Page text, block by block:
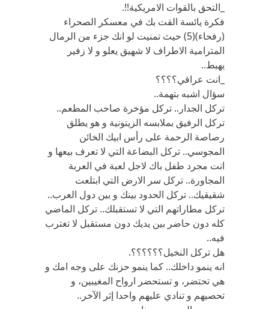
_التحق بالقوات الامريكية!!.
فكرة يائسة القت بك في معسكر الصحراء
(رفحاء)(5) حيث تمنيت لو انك جزء من الرمال
المترامية الاطراف لا شهيق يعلو و لا زفير
يهبط..
_انت عراقي؟؟؟؟
سؤال اشبه بتهمة..
تركل الجدار.. تركل مؤخرة صاحب المطعم..
تركل الرفيق بملابسه الزيتونية و هو يطلق
رصاصة الرحمة على رأس ابيك الخائن
المجوسي.. تركل البضاعة التي لا تعرف بيعها و
انت مجرد طفل باك لاجل لعبة في العربة
المجاورة.. تركل سر الارض التي ابتلعت
شقيقيك.. تركل الحدود بينك و بين دول العرب..
تركل مطاراتهم التي لا تستقبلك.. تركل الماضي
كله دون حاضر بين يديك دون مستقبل لا تغترب
فيه..
هل تركل النخيل؟؟؟؟؟؟.
انه ينمو داخلك.. كما ينمو حزنك على وجه امك و
هي تحتضر، و تستحضر ارواح المغيبين، و
تحصيهم و تنادي عليهم واحدا إثر الآخر..